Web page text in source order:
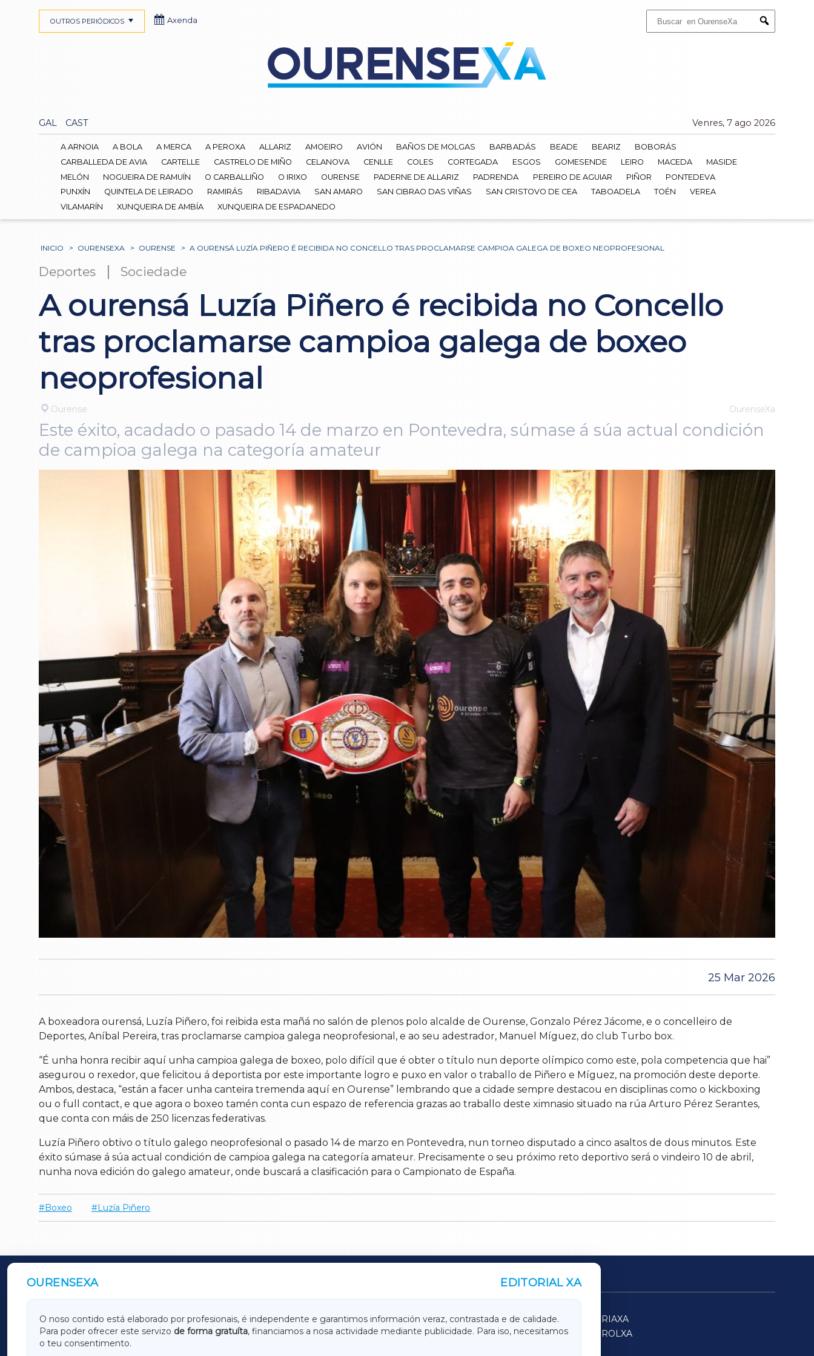
Submit
GAL CAST Venres, 7 ago 2026
OUTROS PERIÓDICOS Axenda
A ARNOIA A BOLA A MERCA A PEROXA ALLARIZ AMOEIRO AVIÓN BAÑOS DE MOLGAS BARBADÁS BEADE BEARIZ
BOBORÁS
CARBALLEDA DE AVIA
CARTELLE CASTRELO DE MIÑO CELANOVA CENLLE COLES CORTEGADA ESGOS GOMESENDE LEIRO MACEDA
MASIDE
MELÓN
NOGUEIRA DE RAMUÍN O CARBALLIÑO O IRIXO OURENSE PADERNE DE ALLARIZ PADRENDA PEREIRO DE AGUIAR PIÑOR
PONTEDEVA
PUNXÍN
QUINTELA DE LEIRADO RAMIRÁS RIBADAVIA SAN AMARO SAN CIBRAO DAS VIÑAS SAN CRISTOVO DE CEA TABOADELA TOÉN
VEREA
VILAMARÍN
XUNQUEIRA DE AMBÍA XUNQUEIRA DE ESPADANEDO
INICIO > OURENSEXA > OURENSE > A OURENSÁ LUZÍA PIÑERO É RECIBIDA NO CONCELLO TRAS PROCLAMARSE CAMPIOA GALEGA DE BOXEO NEOPROFESIONAL
Deportes | Sociedade
A ourensá Luzía Piñero é recibida no Concello
tras proclamarse campioa galega de boxeo
neoprofesional
Ourense OurenseXa
Este éxito, acadado o pasado 14 de marzo en Pontevedra, súmase á súa actual condición
de campioa galega na categoría amateur
25 Mar 2026
A boxeadora ourensá, Luzía Piñero, foi reibida esta mañá no salón de plenos polo alcalde de Ourense, Gonzalo Pérez Jácome, e o concelleiro de
Deportes, Aníbal Pereira, tras proclamarse campioa galega neoprofesional, e ao seu adestrador, Manuel Míguez, do club Turbo box.
“É unha honra recibir aquí unha campioa galega de boxeo, polo difícil que é obter o título nun deporte olímpico como este, pola competencia que hai”
asegurou o rexedor, que felicitou á deportista por este importante logro e puxo en valor o traballo de Piñero e Míguez, na promoción deste deporte.
Ambos, destaca, “están a facer unha canteira tremenda aquí en Ourense” lembrando que a cidade sempre destacou en disciplinas como o kickboxing
ou o full contact, e que agora o boxeo tamén conta cun espazo de referencia grazas ao traballo deste ximnasio situado na rúa Arturo Pérez Serantes,
que conta con máis de 250 licenzas federativas.
Luzía Piñero obtivo o título galego neoprofesional o pasado 14 de marzo en Pontevedra, nun torneo disputado a cinco asaltos de dous minutos. Este
éxito súmase á súa actual condición de campioa galega na categoría amateur. Precisamente o seu próximo reto deportivo será o vindeiro 10 de abril,
nunha nova edición do galego amateur, onde buscará a clasificación para o Campionato de España.
Boxeo Luzía Piñero
OURENSEXA EDITORIAL XA
O noso contido está elaborado por profesionais, é independente e garantimos información veraz, contrastada e de calidade.
Para poder ofrecer este servizo de forma gratuíta, financiamos a nosa actividade mediante publicidade. Para iso, necesitamos
o teu consentimento.
OUTROS PERIÓDICOS
GALICIAXA LUGOXA TERRACHAXA
SARRIAXA
AMARIÑAXA
RIBEIRASACRAXA ACORUÑAXA
FERROLXA
OURENSEXA